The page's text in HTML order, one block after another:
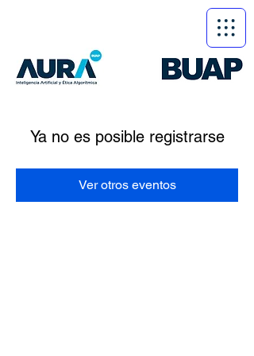
Ya no es posible registrarse
Ver otros eventos